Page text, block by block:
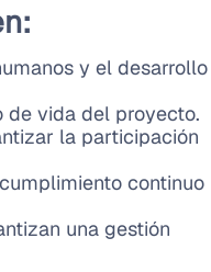
y el desarrollo
de vida del proyecto.
la participación
continuo
una gestión